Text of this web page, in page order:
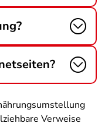
Verweise